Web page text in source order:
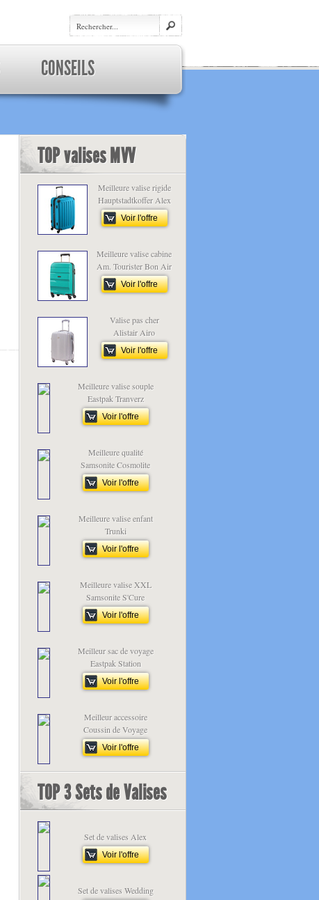
CONSEILS
TOP valises MVV
Meilleure valise rigide
Hauptstadtkoffer Alex
Voir l'offre
Meilleure valise cabine
Am. Tourister Bon Air
Voir l'offre
Valise pas cher
Alistair Airo
Voir l'offre
Meilleure valise souple
Eastpak Tranverz
Voir l'offre
Meilleure qualité
Samsonite Cosmolite
Voir l'offre
Meilleure valise enfant
Trunki
Voir l'offre
Meilleure valise XXL
Samsonite S'Cure
Voir l'offre
Meilleur sac de voyage
Eastpak Station
Voir l'offre
Meilleur accessoire
Coussin de Voyage
Voir l'offre
TOP 3 Sets de Valises
Set de valises Alex
Voir l'offre
Set de valises Wedding